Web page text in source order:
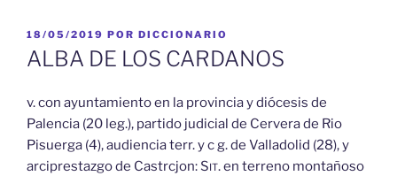
PUBLICADO
EL
18/05/2019 POR DICCIONARIO
ALBA DE LOS CARDANOS
v. con ayuntamiento en la provincia y diócesis de
Palencia (20 leg.), partido judicial de Cervera de Rio
Pisuerga (4), audiencia terr. y c g. de Valladolid (28), y
arciprestazgo de Castrcjon: Sit.en terreno montañoso